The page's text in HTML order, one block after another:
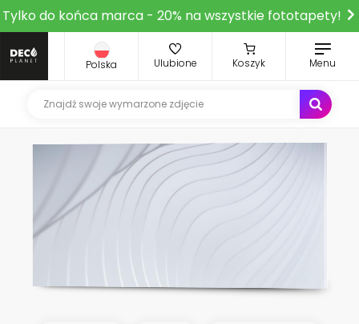
Tylko do końca marca - 20% na wszystkie fototapety!
Polska Ulubione Koszyk Menu